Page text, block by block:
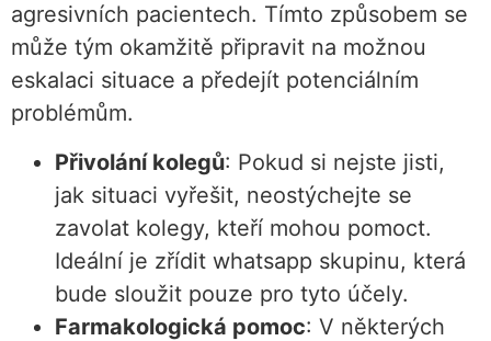
agresivních pacientech. Tímto způsobem se
může tým okamžitě připravit na možnou
eskalaci situace a předejít potenciálním
problémům.
Přivolání kolegů: Pokud si nejste jisti,
jak situaci vyřešit, neostýchejte se
zavolat kolegy, kteří mohou pomoct.
Ideální je zřídit whatsapp skupinu, která
bude sloužit pouze pro tyto účely.
Farmakologická pomoc: V některých